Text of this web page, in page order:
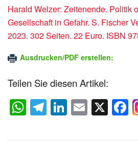
Harald Welzer: Zeitenende. Politik
Gesellschaft in Gefahr. S. Fischer
2023. 302 Seiten. 22 Euro. ISBN
Ausdrucken/PDF erstellen:
Teilen Sie diesen Artikel:
W
h
T
el
Li
n
E
m
X F
a